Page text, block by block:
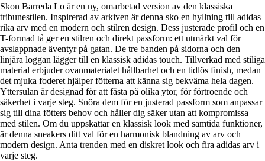
Skon Barreda Lo är en ny, omarbetad version av den klassiska
tribunestilen. Inspirerad av arkiven är denna sko en hyllning till adidas
rika arv med en modern och stilren design. Dess justerade profil och en
T-formad tå ger en stilren och direkt passform: ett utmärkt val för
avslappnade äventyr på gatan. De tre banden på sidorna och den
linjära loggan lägger till en klassisk adidas touch. Tillverkad med stiliga
material erbjuder ovanmaterialet hållbarhet och en tidlös finish, medan
det mjuka foderet hjälper fötterna att känna sig bekväma hela dagen.
Yttersulan är designad för att fästa på olika ytor, för förtroende och
säkerhet i varje steg. Snöra dem för en justerad passform som anpassar
sig till dina fötters behov och håller dig säker utan att kompromissa
med stilen. Om du uppskattar en klassisk look med samtida funktioner,
är denna sneakers ditt val för en harmonisk blandning av arv och
modern design. Anta trenden med en diskret look och fira adidas arv i
varje steg.